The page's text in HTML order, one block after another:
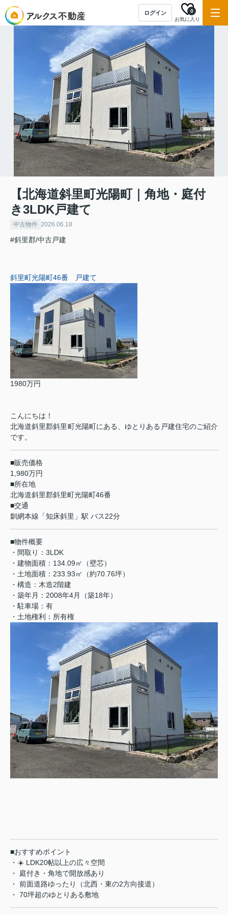
ログイン
お気に入り
0
【北海道斜里町光陽町｜角地・庭付
き3LDK戸建て
中古物件 2026.06.18
#斜里郡/中古戸建
斜里町光陽町46番 戸建て
1980万円
こんにちは！
北海道斜里郡斜里町光陽町にある、ゆとりある戸建住宅のご紹介
です。
■販売価格
1,980万円
■所在地
北海道斜里郡斜里町光陽町46番
■交通
釧網本線「知床斜里」駅 バス22分
■物件概要
・間取り：3LDK
・建物面積：134.09㎡（壁芯）
・土地面積：233.93㎡（約70.76坪）
・構造：木造2階建
・築年月：2008年4月（築18年）
・駐車場：有
・土地権利：所有権
■おすすめポイント
・☀️ LDK20帖以上の広々空間
・ 庭付き・角地で開放感あり
・️ 前面道路ゆったり（北西・東の2方向接道）
・ 70坪超のゆとりある敷地